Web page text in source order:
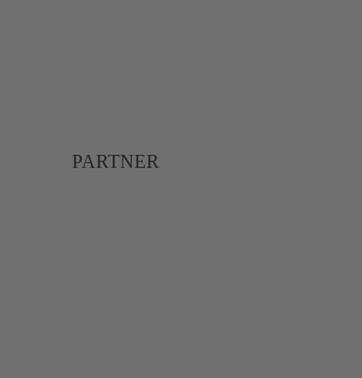
PARTNER